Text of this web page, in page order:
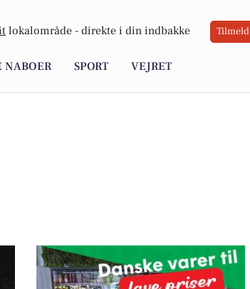
lokalområde - direkte i din indbakke Tilmeld
SPORT VEJRET